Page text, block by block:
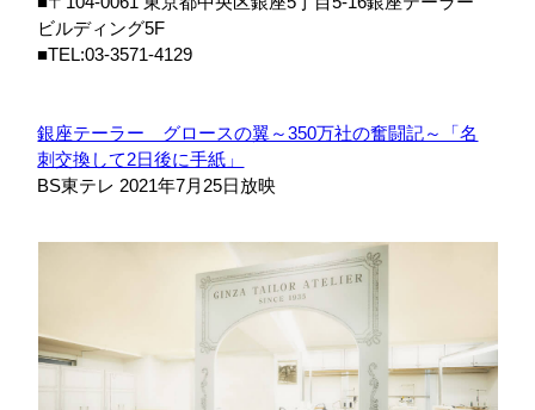
ビルディング5F
■TEL:03-3571-4129
銀座テーラー グロースの翼～350万社の奮闘記～「名
刺交換して2日後に手紙」
BS東テレ 2021年7月25日放映